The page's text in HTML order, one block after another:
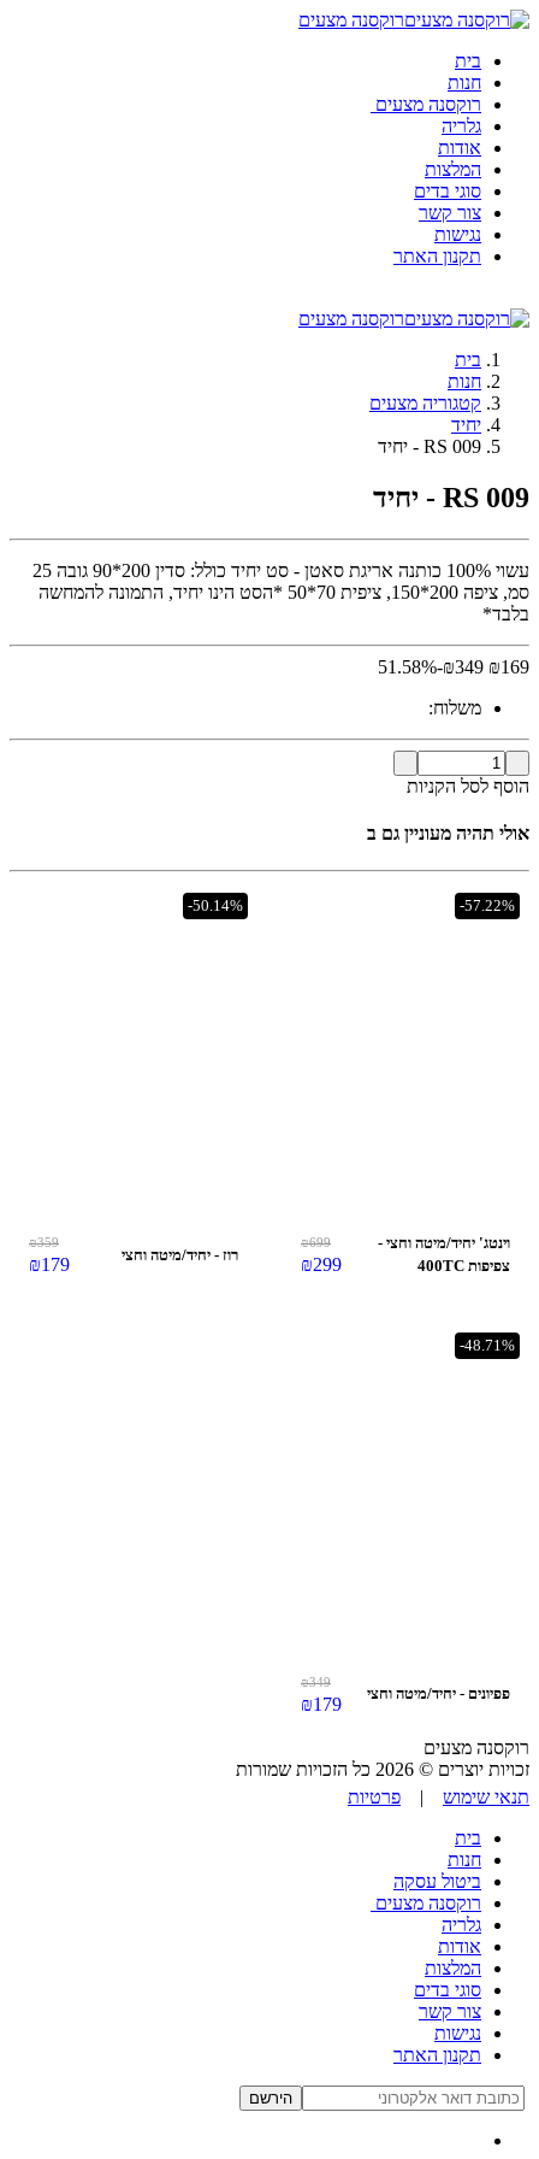
רוקסנה מצעים
בית
חנות
רוקסנה מצעים
גלריה
אודות
המלצות
סוגי בדים
צור קשר
נגישות
תקנון האתר
רוקסנה מצעים
בית
חנות
קטגוריה מצעים
יחיד
RS 009 - יחיד
RS 009 - יחיד
עשוי 100% כותנה אריגת סאטן - סט יחיד כולל: סדין 200*90 גובה 25
סמ, ציפה 200*150, ציפית 70*50 *הסט הינו יחיד, התמונה להמחשה
בלבד*
₪169
₪349
-51.58%
משלוח:
הוסף לסל הקניות
אולי תהיה מעוניין גם ב
-57.22%
וינטג' יחיד/מיטה וחצי -
צפיפות 400TC
₪699
₪299
-50.14%
רוז - יחיד/מיטה וחצי
₪359
₪179
-48.71%
פפיונים - יחיד/מיטה וחצי
₪349
₪179
רוקסנה מצעים
זכויות יוצרים © 2026 כל הזכויות שמורות
תנאי שימוש | פרטיות
בית
חנות
ביטול עסקה
רוקסנה מצעים
גלריה
אודות
המלצות
סוגי בדים
צור קשר
נגישות
תקנון האתר
הירשם